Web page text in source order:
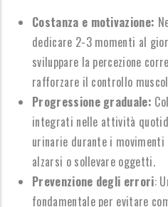
Costanza e motivazione:
dedicare 2-3 momenti al
sviluppare la percezione
rafforzare il controllo
Progressione graduale:
integrati nelle attività
urinarie durante i
alzarsi o sollevare oggetti.
Prevenzione degli errori:
fondamentale per evitare